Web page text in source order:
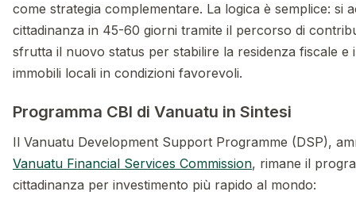
come strategia complementare. La logica è semplice: si
cittadinanza in 45-60 giorni tramite il percorso di
sfrutta il nuovo status per stabilire la residenza fiscale e
immobili locali in condizioni favorevoli.
Programma CBI di Vanuatu in Sintesi
Il Vanuatu Development Support Programme (DSP),
Vanuatu Financial Services Commission, rimane il
cittadinanza per investimento più rapido al mondo: